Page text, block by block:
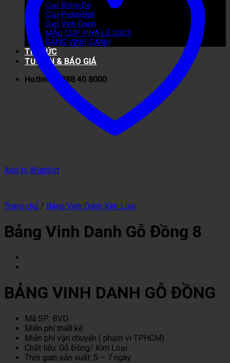
Cup Bóng Đá
Cúp PickleBall
Cup Vinh Danh
MẪU CUP PHA LÊ 2023
BẢNG VINH DANH
TIN TỨC
TƯ VẤN & BÁO GIÁ
Hotline: 0888 40 8000
Add to Wishlist
Trang chủ / Bảng Vinh Danh Kim Loại
Bảng Vinh Danh Gỗ Đồng 8
BẢNG VINH DANH GỖ ĐỒNG
Mã SP: BVD
Miễn phí thiết kế.
Miễn phí vận chuyển ( phạm vi TP.HCM)
Chất liệu: Gỗ Đồng/ Kim Loại.
Thời gian sản xuất: 5 – 7 ngày.